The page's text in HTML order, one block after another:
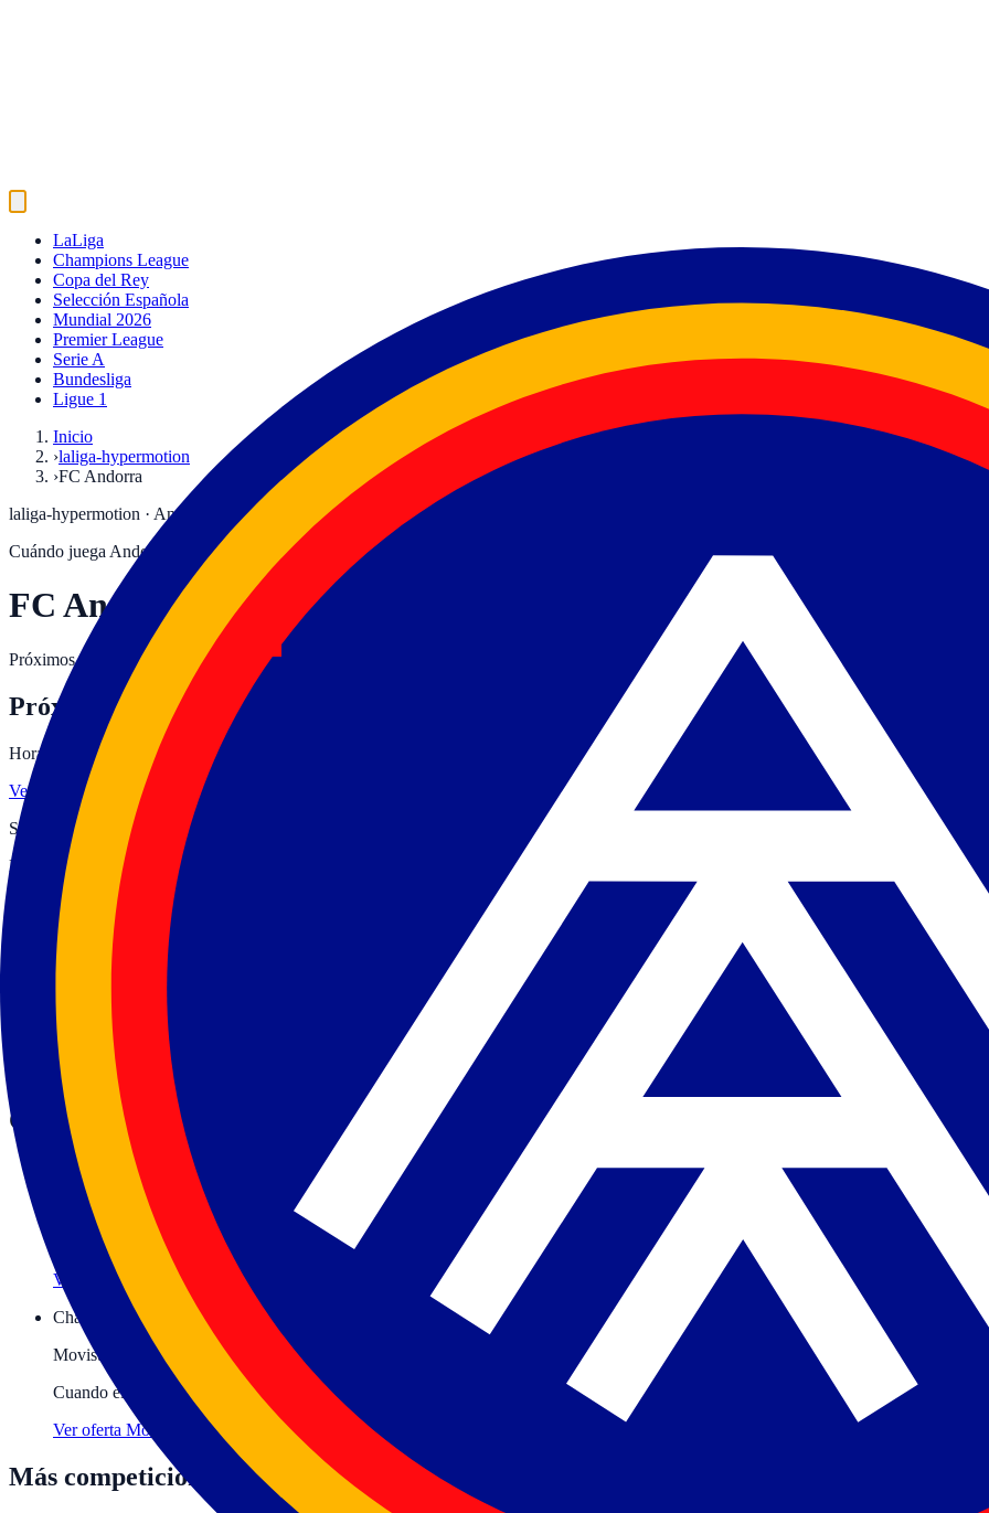
LaLiga
Champions League
Copa del Rey
Selección Española
Mundial 2026
Premier League
Serie A
Bundesliga
Ligue 1
Inicio
›laliga-hypermotion
›FC Andorra
laliga-hypermotion · Andorra la Vella
Cuándo juega Andorra
FC Andorra
Próximos partidos del Andorra en la temporada 2026-27: horarios, canales y dónde verlos en directo. Actualizado al minuto.
Próximos partidos
Horarios en hora peninsular. Canales actualizados al minuto.
Ver toda la jornada →
Sin partidos confirmados del
Consulta el calendario completo.
LaLiga Hypermotion · España
FC Andorra: estadio, palmarés y dónde verlo en España
FC Andorra es el club de Andorra la Vella, en España, que compite en la LaLiga Hypermotion. El Andorra es uno de los clubes de la
como local en su estadio de Andorra la Vella.
El Andorra pelea cada temporada por clasificarse para las competiciones europeas a través de su posición en la LaLiga Hypermotion.
En España, los partidos del Andorra en competición europea —Champions League, Europa League o Conference League— suelen
regular en abierto. Esta página recoge los próximos partidos confirmados del Andorra, con la fecha, la hora peninsular (Europe/Madrid) y el
Cómo ver al Andorra en directo
laliga-hypermotion
Consulta el canal en cada jornada
Los partidos del Andorra en laliga-hypermotion se emiten en distintos canales según la jornada. Actualizamos las parrillas al minuto.
Ver canales y parrilla
Champions / Europa League
Movistar Liga de Campeones · Movistar+
Cuando el
Andorrajuega competición europea, el partido está en Movistar+ (y RTVE para la final).
Ver oferta Movistar Plus+
Más competiciones de fútbol